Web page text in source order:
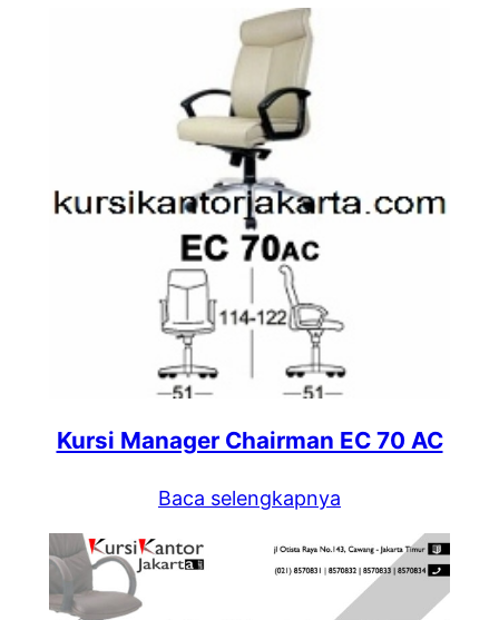
Kursi Manager Chairman EC 70 AC
Baca selengkapnya